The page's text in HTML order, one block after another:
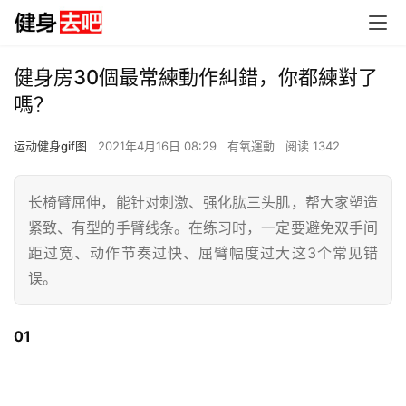
健身房30個最常練動作糾錯，你都練對了
嗎？
运动健身gif图 2021年4月16日 08:29 有氧運動 阅读 1342
长椅臂屈伸，能针对刺激、强化肱三头肌，帮大家塑造
紧致、有型的手臂线条。在练习时，一定要避免双手间
距过宽、动作节奏过快、屈臂幅度过大这3个常见错
误。
01